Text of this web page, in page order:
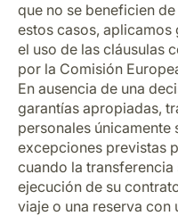
que no se beneficien
estos casos, aplicamos
el uso de las cláusulas
por la Comisión
En ausencia de una
garantías apropiadas,
personales únicamente
excepciones previstas
cuando la transferencia
ejecución de su
viaje o una reserva